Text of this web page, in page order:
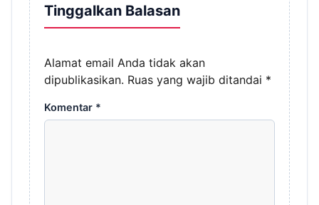
Tinggalkan Balasan
Alamat email Anda tidak akan
dipublikasikan. Ruas yang wajib ditandai *
Komentar *